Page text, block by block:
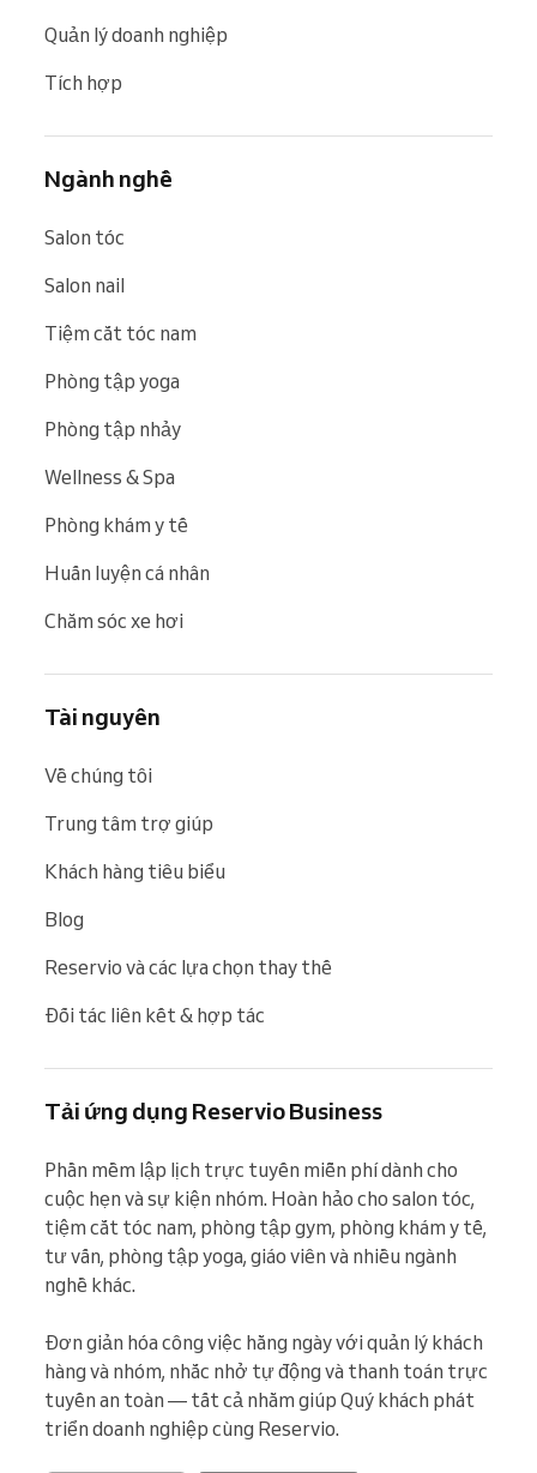
Quản lý doanh nghiệp
Tích hợp
Ngành nghề
Salon tóc
Salon nail
Tiệm cắt tóc nam
Phòng tập yoga
Phòng tập nhảy
Wellness & Spa
Phòng khám y tế
Huấn luyện cá nhân
Chăm sóc xe hơi
Tài nguyên
Về chúng tôi
Trung tâm trợ giúp
Khách hàng tiêu biểu
Blog
Reservio và các lựa chọn thay thế
Đối tác liên kết & hợp tác
Tải ứng dụng Reservio Business
Phần mềm lập lịch trực tuyến miễn phí dành cho
cuộc hẹn và sự kiện nhóm. Hoàn hảo cho salon tóc,
tiệm cắt tóc nam, phòng tập gym, phòng khám y tế,
tư vấn, phòng tập yoga, giáo viên và nhiều ngành
nghề khác.
Đơn giản hóa công việc hằng ngày với quản lý khách
hàng và nhóm, nhắc nhở tự động và thanh toán trực
tuyến an toàn — tất cả nhằm giúp Quý khách phát
triển doanh nghiệp cùng Reservio.